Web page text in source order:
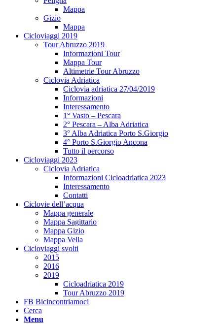
Mappa
Gizio
Mappa
Cicloviaggi 2019
Tour Abruzzo 2019
Informazioni Tour
Mappa Tour
Altimetrie Tour Abruzzo
Ciclovia Adriatica
Ciclovia adriatica 27/04/2019
Informazioni
Interessamento
1° Vasto – Pescara
2° Pescara – Alba Adriatica
3° Alba Adriatica Porto S.Giorgio
4° Porto S.Giorgio Ancona
Tutto il percorso
Cicloviaggi 2023
Ciclovia Adriatica
Informazioni Cicloadriatica 2023
Interessamento
Contatti
Ciclovie dell’acqua
Mappa generale
Mappa Sagittario
Mappa Gizio
Mappa Vella
Cicloviaggi svolti
2015
2016
2019
Cicloadriatica 2019
Tour Abruzzo 2019
FB Bicincontriamoci
Cerca
Menu